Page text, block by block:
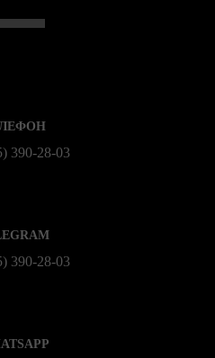
390-28-03
390-28-03